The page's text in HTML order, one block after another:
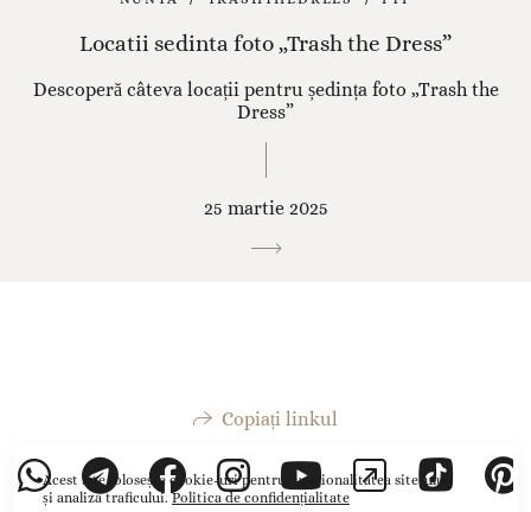
Locatii sedinta foto „Trash the Dress”
Descoperă câteva locații pentru ședința foto „Trash the
Dress”
25 martie 2025
Copiați linkul
Acest site folosește cookie-uripentru funcționalitatea site-ului
și analiza traficului.Politica de confidențialitate